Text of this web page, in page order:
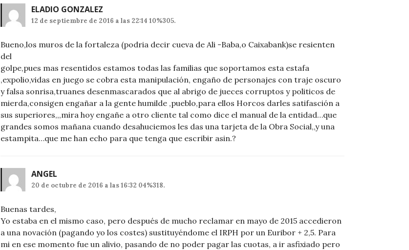
ELADIO GONZALEZ
12 de septiembre de 2016 a las 22:14 10%305.
Bueno,los muros de la fortaleza (podria decir cueva de Ali -Baba,o Caixabank)se resienten
del
golpe,pues mas resentidos estamos todas las familias que soportamos esta estafa
,expolio,vidas en juego se cobra esta manipulación, engaño de personajes con traje oscuro
y falsa sonrisa,truanes desenmascarados que al abrigo de jueces corruptos y politicos de
mierda,consigen engañar a la gente humilde ,pueblo,para ellos Horcos darles satifasción a
sus superiores,,,mira hoy engañe a otro cliente tal como dice el manual de la entidad…que
grandes somos mañana cuando desahuciemos les das una tarjeta de la Obra Social,,y una
estampita…que me han echo para que tenga que escribir asin.?
ANGEL
20 de octubre de 2016 a las 16:32 04%318.
Buenas tardes,
Yo estaba en el mismo caso, pero después de mucho reclamar en mayo de 2015 accedieron
a una novación (pagando yo los costes) sustituyéndome el IRPH por un Euribor + 2,5. Para
mi en ese momento fue un alivio, pasando de no poder pagar las cuotas, a ir asfixiado pero